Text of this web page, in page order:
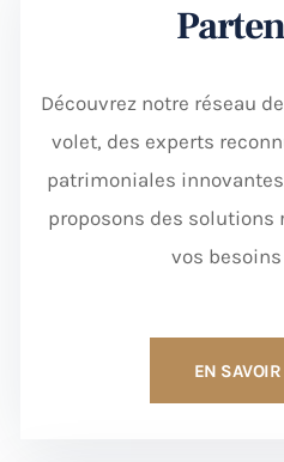
Découvrez notre réseau
volet, des experts
patrimoniales
proposons des solutions
vos
EN